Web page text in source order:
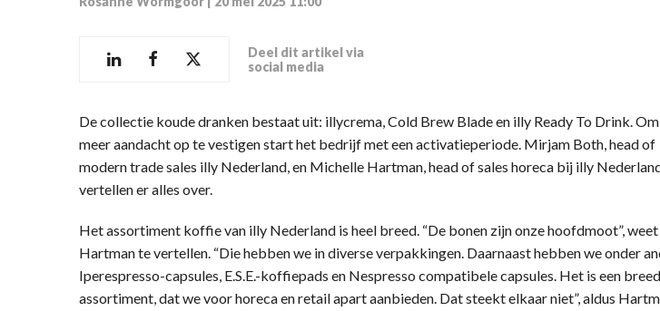
Deel dit artikel via
social media
De collectie koude dranken bestaat uit: illycrema, Cold Brew Blade en illy Ready To Drink.
meer aandacht op te vestigen start het bedrijf met een activatieperiode. Mirjam Both, head of
modern trade sales illy Nederland, en Michelle Hartman, head of sales horeca bij illy
vertellen er alles over.
Het assortiment koffie van illy Nederland is heel breed. “De bonen zijn onze hoofdmoot”, weet
Hartman te vertellen. “Die hebben we in diverse verpakkingen. Daarnaast hebben we onder
Iperespresso-capsules, E.S.E.-koffiepads en Nespresso compatibele capsules. Het is een breed
assortiment, dat we voor horeca en retail apart aanbieden. Dat steekt elkaar niet”, aldus